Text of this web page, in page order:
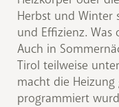
Herbst und Winter
und Effizienz.
Auch in
Tirol teilweise
macht die Heizung
programmiert